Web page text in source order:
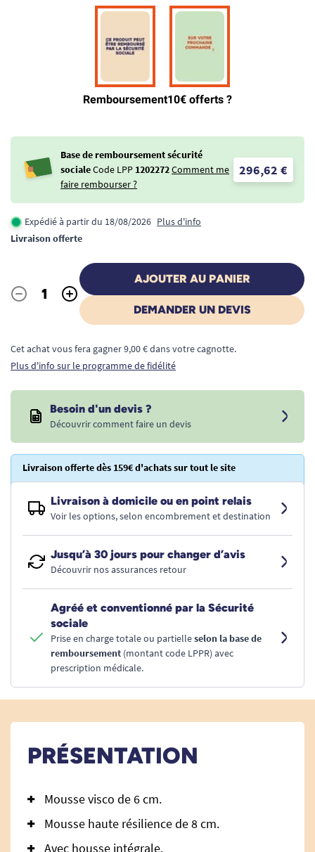
Base de remboursement sécurité
socialeCode LPP 1202272Comment me
faire rembourser ?
296,62 €
Expédié à partir du 18/08/2026 Plus d'info
Livraison offerte
Quantité
- +
AJOUTER AU PANIER
DEMANDER UN DEVIS
Cet achat vous fera gagner 9,00 € dans votre cagnotte.
Plus d'info sur le programme de fidélité
Besoin d'un devis ?
Découvrir comment faire un devis
Livraison offerte dès 159€ d'achats sur tout le site
Livraison à domicile ou en point relais
Voir les options, selon encombrement et destination
Jusqu’à 30 jours pour changer d’avis
Découvrir nos assurances retour
Agréé et conventionné par la Sécurité
sociale
Prise en charge totale ou partielleselon la base de
remboursement (montant code LPPR) avec
prescription médicale.
PRÉSENTATION
Mousse visco de 6 cm.
Mousse haute résilience de 8 cm.
Avec housse intégrale.